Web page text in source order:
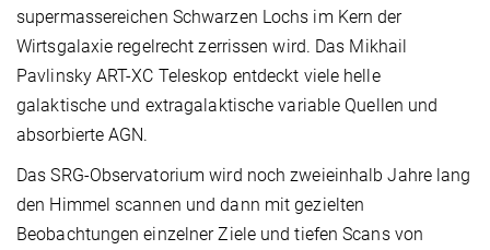
supermassereichen Schwarzen Lochs im Kern der
Wirtsgalaxie regelrecht zerrissen wird. Das Mikhail
Pavlinsky ART-XC Teleskop entdeckt viele helle
galaktische und extragalaktische variable Quellen und
absorbierte AGN.
Das SRG-Observatorium wird noch zweieinhalb Jahre lang
den Himmel scannen und dann mit gezielten
Beobachtungen einzelner Ziele und tiefen Scans von